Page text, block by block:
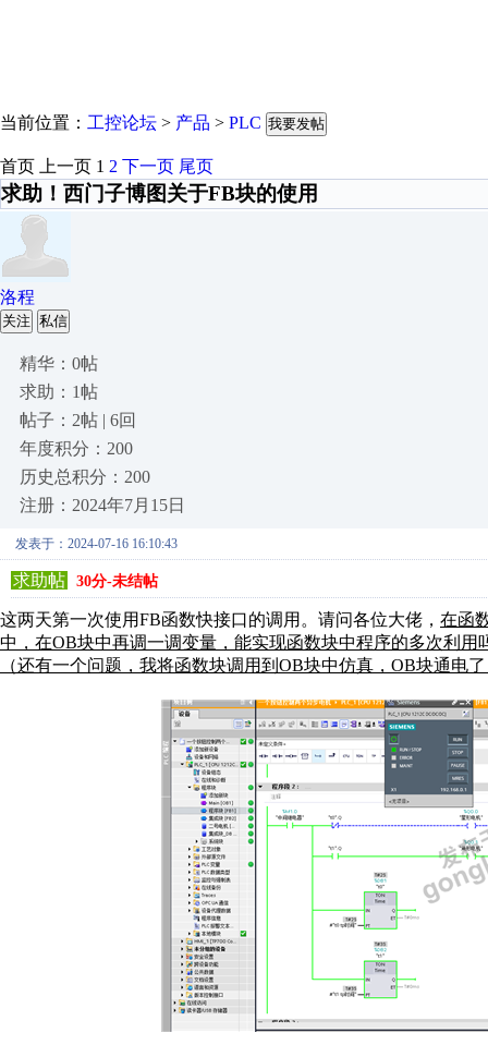
当前位置： 工控论坛 > 产品 > PLC 我要发帖
首页 上一页 1 2 下一页 尾页
求助！西门子博图关于FB块的使用
洛程
关注 私信
精华：0帖
求助：1帖
帖子：2帖 | 6回
年度积分：200
历史总积分：200
注册：2024年7月15日
发表于：2024-07-16 16:10:43
求助帖 30分-未结帖
这两天第一次使用FB函数快接口的调用。请问各位大佬， 在函
中，在OB块中再调一调变量，能实现函数块中程序的多次利用
（还有一个问题，我将函数块调用到OB块中仿真，OB块通电